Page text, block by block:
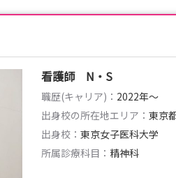
看護師 N・S
職歴(キャリア)： 2022年〜
出身校の所在地エリア： 東京
出身校： 東京女子医科大学
所属診療科目： 精神科